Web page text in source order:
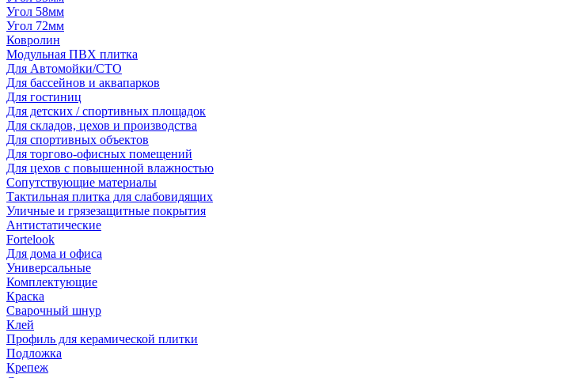
Угол 58мм
Угол 72мм
Ковролин
Модульная ПВХ плитка
Для Автомойки/СТО
Для бассейнов и аквапарков
Для гостиниц
Для детских / спортивных площадок
Для складов, цехов и производства
Для спортивных объектов
Для торгово-офисных помещений
Для цехов с повышенной влажностью
Сопутствующие материалы
Тактильная плитка для слабовидящих
Уличные и грязезащитные покрытия
Антистатические
Fortelook
Для дома и офиса
Универсальные
Комплектующие
Краска
Сварочный шнур
Клей
Профиль для керамической плитки
Подложка
Крепеж